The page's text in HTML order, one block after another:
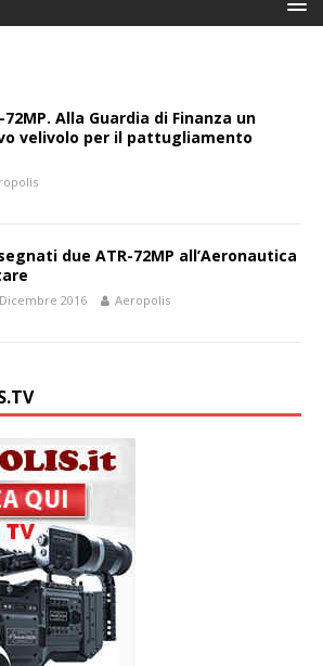
72MP. Alla Guardia di Finanza un
velivolo per il pattugliamento
due ATR-72MP all’Aeronautica
2016 Aeropolis